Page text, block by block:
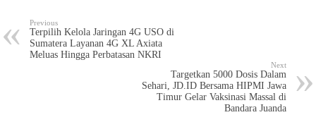
Previous
Terpilih Kelola Jaringan 4G USO di
Sumatera Layanan 4G XL Axiata
Meluas Hingga Perbatasan NKRI
Next
Targetkan 5000 Dosis Dalam
Sehari, JD.ID Bersama HIPMI Jawa
Timur Gelar Vaksinasi Massal di
Bandara Juanda